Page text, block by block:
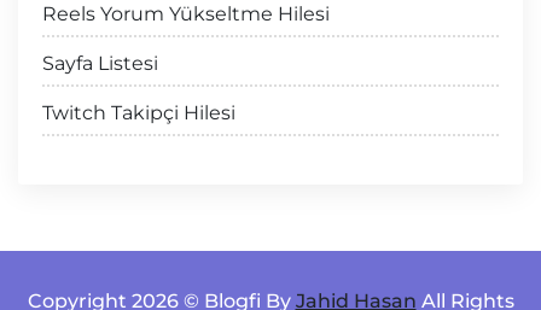
Reels Yorum Yükseltme Hilesi
Sayfa Listesi
Twitch Takipçi Hilesi
Copyright 2026 © Blogfi By Jahid Hasan All Rights